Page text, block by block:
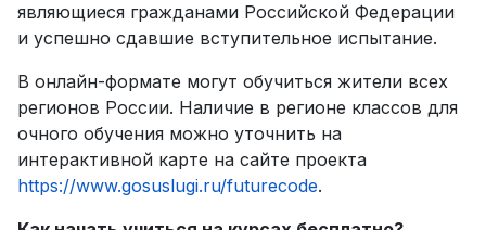
являющиеся гражданами Российской Федерации
и успешно сдавшие вступительное испытание.
В онлайн-формате могут обучиться жители всех
регионов России. Наличие в регионе классов для
очного обучения можно уточнить на
интерактивной карте на сайте проекта
https://www.gosuslugi.ru/futurecode.